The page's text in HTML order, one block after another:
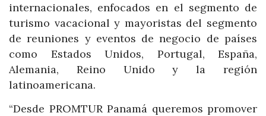
internacionales, enfocados en el segmento de
turismo vacacional y mayoristas del segmento
de reuniones y eventos de negocio de países
como Estados Unidos, Portugal, España,
Alemania, Reino Unido y la región
latinoamericana.
“Desde PROMTUR Panamá queremos promover